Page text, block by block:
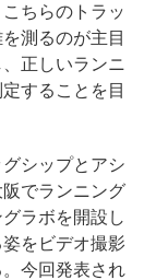
ちらのトラッ
測るのが主目
正しいランニ
することを目
シップとアシ
でランニング
ラボを開設し
をビデオ撮影
今回発表され